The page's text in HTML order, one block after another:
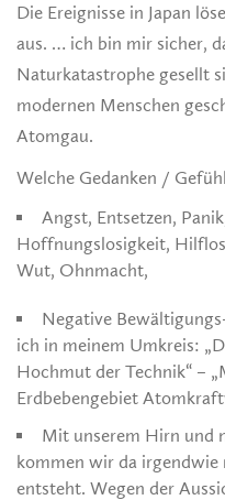
Die Ereignisse in Japan
aus. … ich bin mir sicher,
Naturkatastrophe gesellt
modernen Menschen
Atomgau.
Welche Gedanken /
Angst, Entsetzen,
Hoffnungslosigkeit,
Wut, Ohnmacht,
Negative
ich in meinem Umkreis:
Hochmut der Technik“ –
Erdbebengebiet
Mit unserem Hirn und
kommen wir da irgendwie
entsteht. Wegen der